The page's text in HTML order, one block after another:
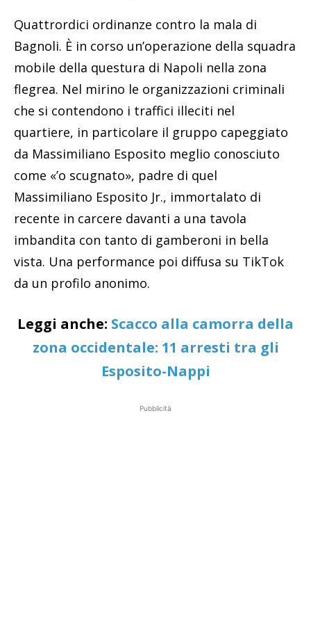
Quattrordici ordinanze contro la mala di
Bagnoli. È in corso un’operazione della squadra
mobile della questura di Napoli nella zona
flegrea. Nel mirino le organizzazioni criminali
che si contendono i traffici illeciti nel
quartiere, in particolare il gruppo capeggiato
da Massimiliano Esposito meglio conosciuto
come «’o scugnato», padre di quel
Massimiliano Esposito Jr., immortalato di
recente in carcere davanti a una tavola
imbandita con tanto di gamberoni in bella
vista. Una performance poi diffusa su TikTok
da un profilo anonimo.
Leggi anche: Scacco alla camorra della
zona occidentale: 11 arresti tra gli
Esposito-Nappi
Pubblicità